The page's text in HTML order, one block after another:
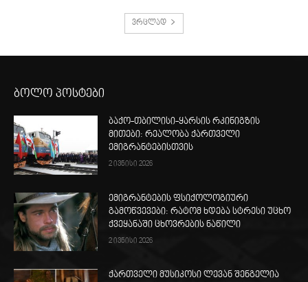
ვრცლად
ბოლო პოსტები
ბაქო-თბილისი-ყარსის რკინიგზის
მითები: რეალობა ქართველი
ემიგრანტებისთვის
2 ივნისი 2026
ემიგრანტების ფსიქოლოგიური
გამოწვევები: რატომ ხდება სტრესი უცხო
ქვეყანაში ცხოვრების ნაწილი
2 ივნისი 2026
ქართველი მუსიკოსი ლევან შენგელია